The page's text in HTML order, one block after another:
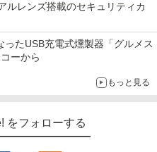
ルレンズ搭載のセキュリティカ
たUSB充電式燻製器「グルメス
ーから
もっと見る
をフォローする